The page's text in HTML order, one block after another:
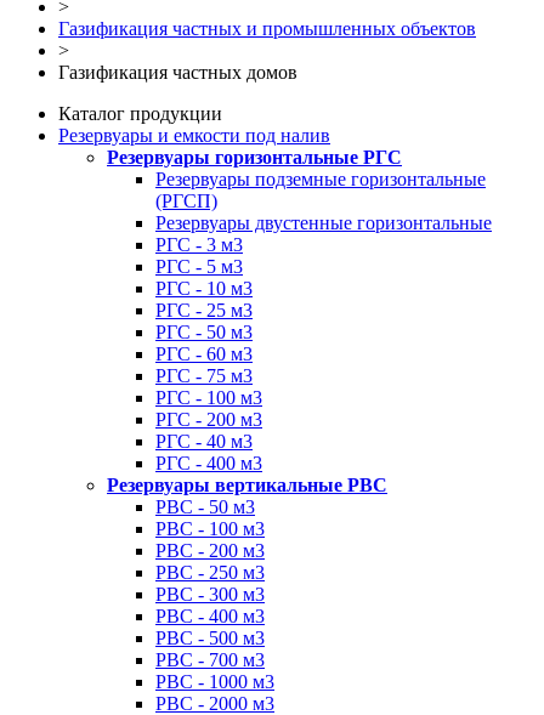
>
Газификация частных и промышленных объектов
>
Газификация частных домов
Каталог продукции
Резервуары и емкости под налив
Резервуары горизонтальные РГС
Резервуары подземные горизонтальные
(РГСП)
Резервуары двустенные горизонтальные
РГС - 3 м3
РГС - 5 м3
РГС - 10 м3
РГС - 25 м3
РГС - 50 м3
РГС - 60 м3
РГС - 75 м3
РГС - 100 м3
РГС - 200 м3
РГС - 40 м3
РГС - 400 м3
Резервуары вертикальные РВС
РВС - 50 м3
РВС - 100 м3
РВС - 200 м3
РВС - 250 м3
РВС - 300 м3
РВС - 400 м3
РВС - 500 м3
РВС - 700 м3
РВС - 1000 м3
РВС - 2000 м3